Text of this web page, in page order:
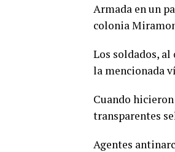
Armada en un
colonia
Los soldados,
la mencionada
Cuando
transparentes
Agentes